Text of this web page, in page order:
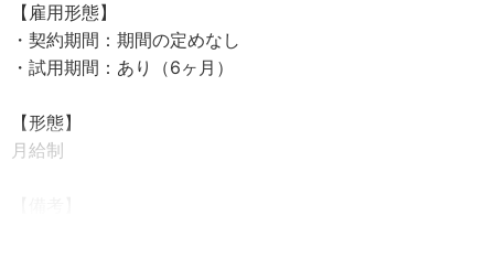
【仕事内容】
事業用地の仕入れ業務をお任せします。
企業の事業や開発プロジェクトに適した土地を探し、購入
め、プロジェクトの成功に向けた重要な役割を担います。
【雇用形態】
・契約期間：期間の定めなし
・試用期間：あり（6ヶ月）
【形態】
月給制